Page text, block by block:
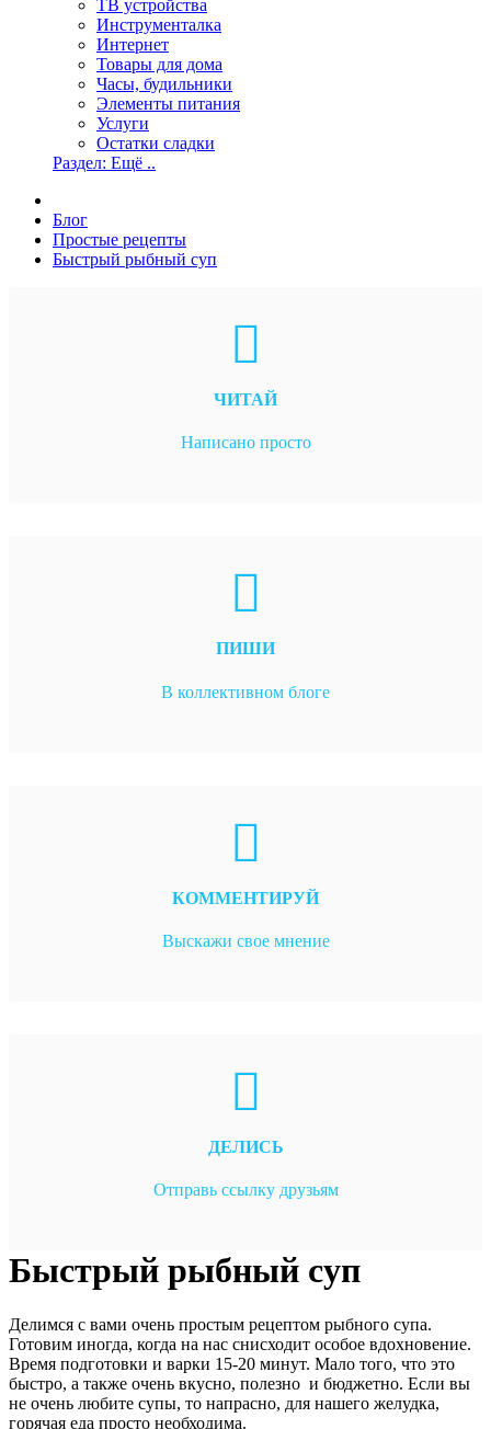
ТВ устройства
Инструменталка
Интернет
Товары для дома
Часы, будильники
Элементы питания
Услуги
Остатки сладки
Раздел: Ещё ..
Блог
Простые рецепты
Быстрый рыбный суп
ЧИТАЙ
Написано просто
ПИШИ
В коллективном блоге
КОММЕНТИРУЙ
Выскажи свое мнение
ДЕЛИСЬ
Отправь ссылку друзьям
Быстрый рыбный суп
Делимся с вами очень простым рецептом рыбного супа.
Готовим иногда, когда на нас снисходит особое вдохновение.
Время подготовки и варки 15-20 минут. Мало того, что это
быстро, а также очень вкусно, полезно и бюджетно. Если вы
не очень любите супы, то напрасно, для нашего желудка,
горячая еда просто необходима.